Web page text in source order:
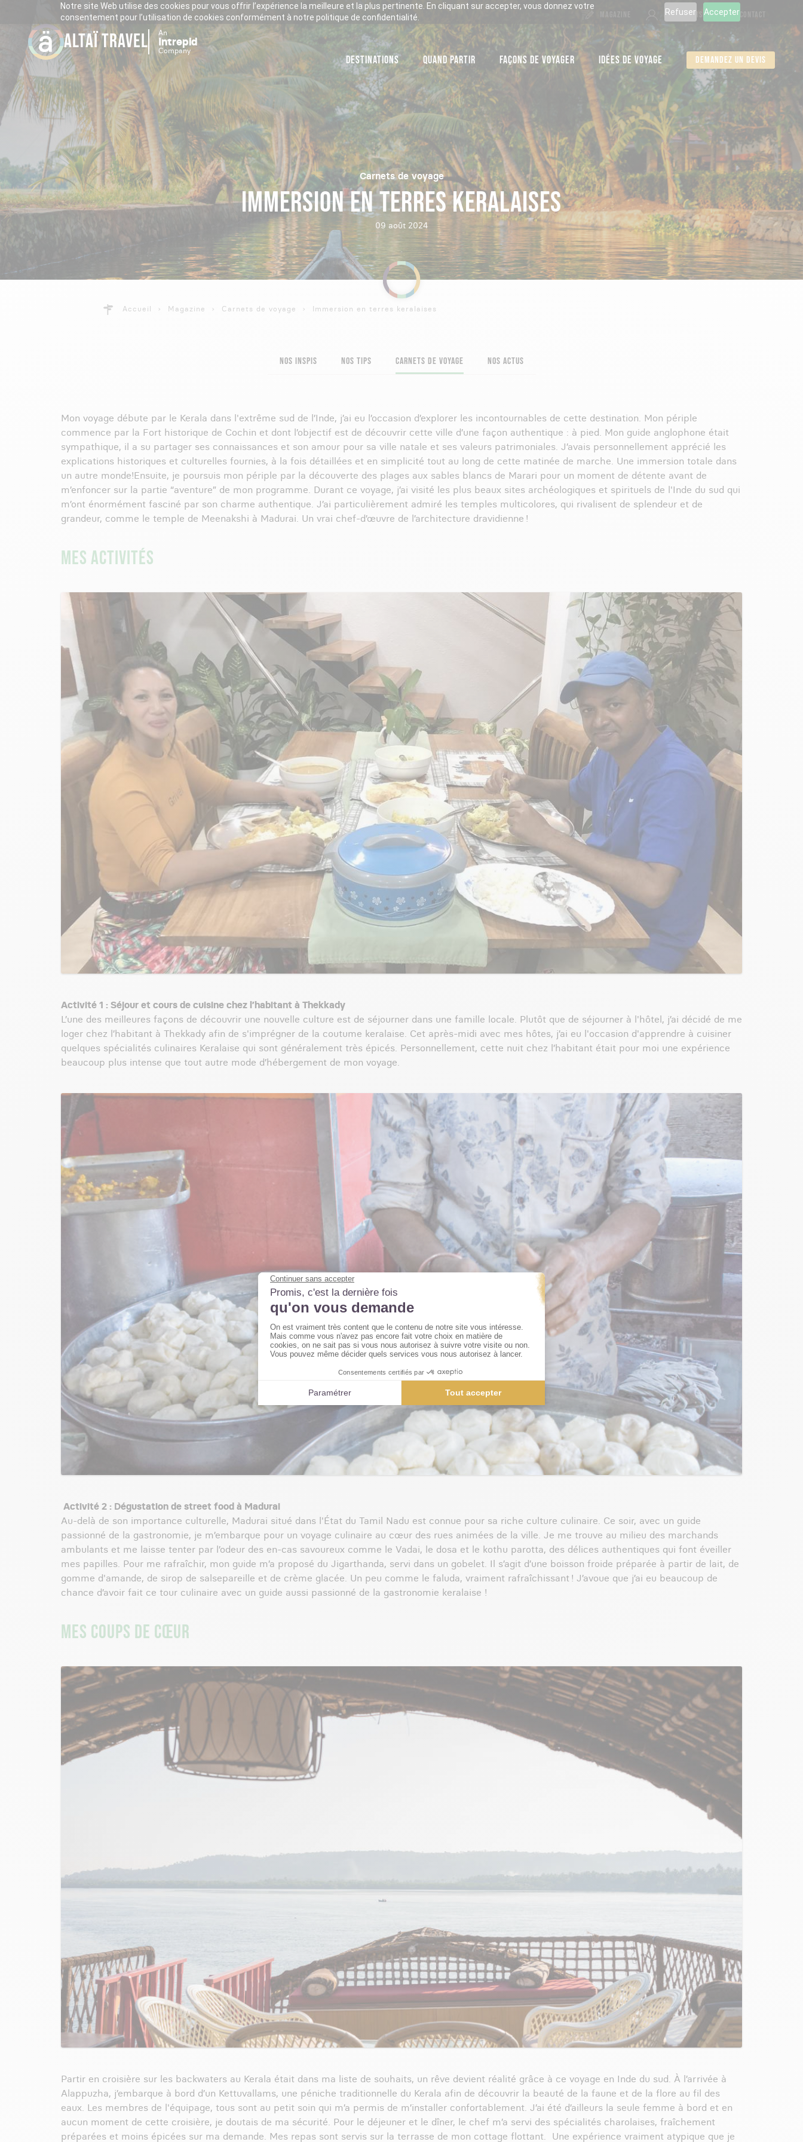
Notre site Web utilise des cookies pour vous offrir l’expérience la meilleure et la plus pertinente. En cliquant sur accepter, vous donnez votre
consentement pour l’utilisation de cookies conformément à notre politique de confidentialité.
Refuser Accepter
ALTAÏ TRAVEL An
Intrepid
Company
ESPACE PERSO
DESTINATIONS QUAND PARTIR FAÇONS DE VOYAGER IDÉES DE VOYAGE Demandez un devis
Carnets de voyage
IMMERSION EN TERRES KERALAISES
09 août 2024
Accueil Magazine Carnets de voyage Immersion en terres keralaises
NOS INSPIS NOS TIPS CARNETS DE VOYAGE NOS ACTUS
Mon voyage débute par le Kerala dans l'extrême sud de l’Inde, j’ai eu l’occasion d’explorer les incontournables de cette destination. Mon périple
commence par la Fort historique de Cochin et dont l’objectif est de découvrir cette ville d’une façon authentique : à pied. Mon guide anglophone était
sympathique, il a su partager ses connaissances et son amour pour sa ville natale et ses valeurs patrimoniales. J’avais personnellement apprécié les
explications historiques et culturelles fournies, à la fois détaillées et en simplicité tout au long de cette matinée de marche. Une immersion totale dans
un autre monde!Ensuite, je poursuis mon périple par la découverte des plages aux sables blancs de Marari pour un moment de détente avant de
m’enfoncer sur la partie “aventure” de mon programme. Durant ce voyage, j’ai visité les plus beaux sites archéologiques et spirituels de l'Inde du sud qui
m’ont énormément fasciné par son charme authentique. J’ai particulièrement admiré les temples multicolores, qui rivalisent de splendeur et de
grandeur, comme le temple de Meenakshi à Madurai. Un vrai chef-d’œuvre de l’architecture dravidienne !
MES ACTIVITÉS
Activité 1 : Séjour et cours de cuisine chez l’habitant à Thekkady
L’une des meilleures façons de découvrir une nouvelle culture est de séjourner dans une famille locale. Plutôt que de séjourner à l'hôtel, j’ai décidé de me
loger chez l’habitant à Thekkady afin de s'imprégner de la coutume keralaise. Cet après-midi avec mes hôtes, j’ai eu l'occasion d'apprendre à cuisiner
quelques spécialités culinaires Keralaise qui sont généralement très épicés. Personnellement, cette nuit chez l’habitant était pour moi une expérience
beaucoup plus intense que tout autre mode d’hébergement de mon voyage.
Activité 2 : Dégustation de street food à Madurai
Au-delà de son importance culturelle, Madurai situé dans l'État du Tamil Nadu est connue pour sa riche culture culinaire. Ce soir, avec un guide
passionné de la gastronomie, je m’embarque pour un voyage culinaire au cœur des rues animées de la ville. Je me trouve au milieu des marchands
ambulants et me laisse tenter par l’odeur des en-cas savoureux comme le Vadai, le dosa et le kothu parotta, des délices authentiques qui font éveiller
mes papilles. Pour me rafraîchir, mon guide m’a proposé du Jigarthanda, servi dans un gobelet. Il s’agit d’une boisson froide préparée à partir de lait, de
gomme d'amande, de sirop de salsepareille et de crème glacée. Un peu comme le faluda, vraiment rafraîchissant ! J’avoue que j’ai eu beaucoup de
chance d’avoir fait ce tour culinaire avec un guide aussi passionné de la gastronomie keralaise !
MES COUPS DE CŒUR
Partir en croisière sur les backwaters au Kerala était dans ma liste de souhaits, un rêve devient réalité grâce à ce voyage en Inde du sud. À l’arrivée à
Alappuzha, j’embarque à bord d’un Kettuvallams, une péniche traditionnelle du Kerala afin de découvrir la beauté de la faune et de la flore au fil des
eaux. Les membres de l'équipage, tous sont au petit soin qui m’a permis de m’installer confortablement. J’ai été d’ailleurs la seule femme à bord et en
aucun moment de cette croisière, je doutais de ma sécurité. Pour le déjeuner et le dîner, le chef m’a servi des spécialités charolaises, fraîchement
préparées et moins épicées sur ma demande. Mes repas sont servis sur la terrasse de mon cottage flottant. Une expérience vraiment atypique que je